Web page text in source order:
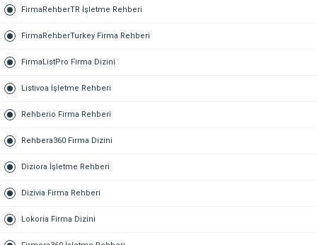
FirmaRehberTR İşletme Rehberi
FirmaRehberTurkey Firma Rehberi
FirmaListPro Firma Dizini
Listivoa İşletme Rehberi
Rehberio Firma Rehberi
Rehbera360 Firma Dizini
Diziora İşletme Rehberi
Dizivia Firma Rehberi
Lokoria Firma Dizini